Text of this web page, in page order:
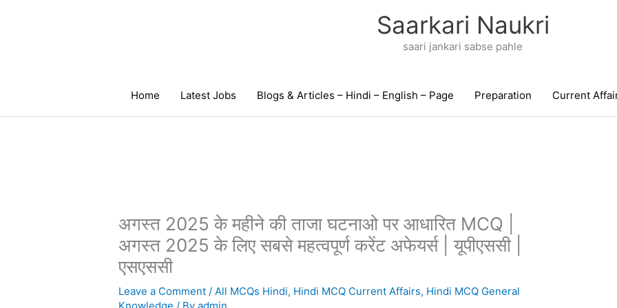
Saarkari Naukri
saari jankari sabse pahle
Home Latest Jobs Blogs & Articles – Hindi – English – Page Preparation Current
अगस्त 2025 के महीने की ताजा घटनाओ पर आधारित MCQ |
अगस्त 2025 के लिए सबसे महत्वपूर्ण करेंट अफेयर्स | यूपीएससी |
एसएससी
Leave a Comment /All MCQs Hindi, Hindi MCQ Current Affairs, Hindi MCQ General